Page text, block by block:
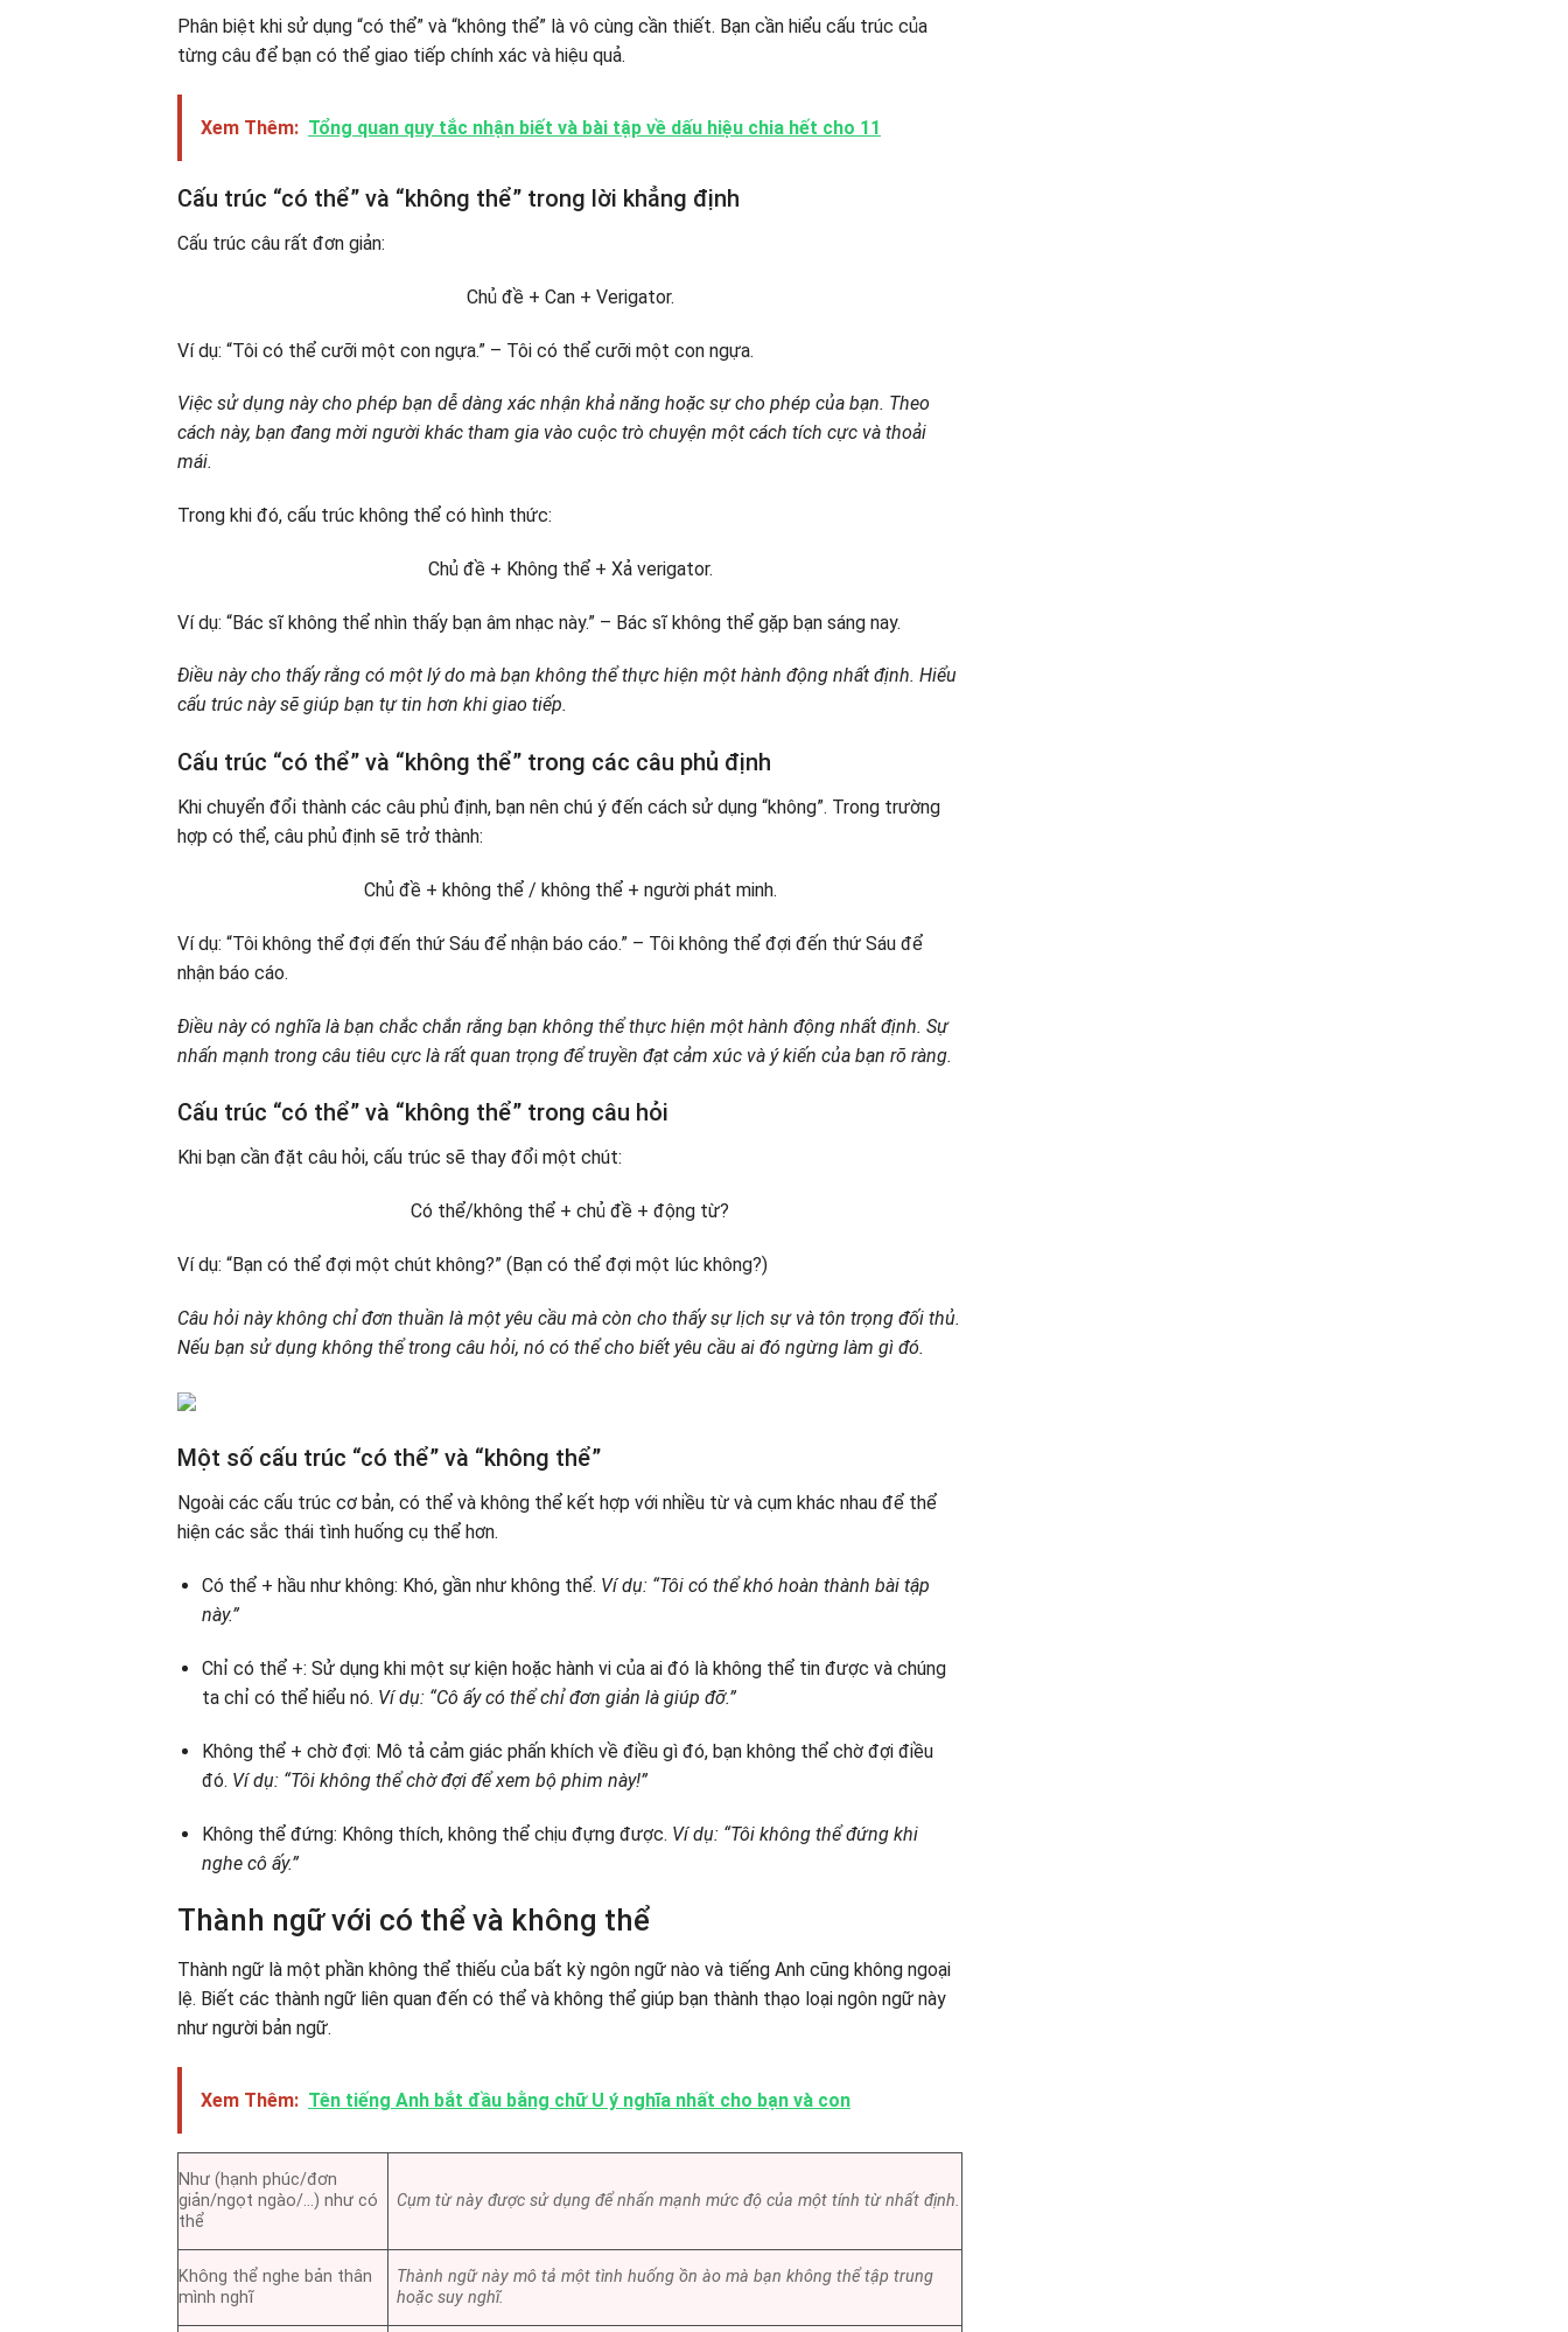
Phân biệt khi sử dụng “có thể” và “không thể” là vô cùng cần thiết. Bạn cần hiểu cấu trúc của
từng câu để bạn có thể giao tiếp chính xác và hiệu quả.
Xem Thêm: Tổng quan quy tắc nhận biết và bài tập về dấu hiệu chia hết cho 11
Cấu trúc “có thể” và “không thể” trong lời khẳng định
Cấu trúc câu rất đơn giản:
Chủ đề + Can + Verigator.
Ví dụ: “Tôi có thể cưỡi một con ngựa.” – Tôi có thể cưỡi một con ngựa.
Việc sử dụng này cho phép bạn dễ dàng xác nhận khả năng hoặc sự cho phép của bạn. Theo
cách này, bạn đang mời người khác tham gia vào cuộc trò chuyện một cách tích cực và thoải
mái.
Trong khi đó, cấu trúc không thể có hình thức:
Chủ đề + Không thể + Xả verigator.
Ví dụ: “Bác sĩ không thể nhìn thấy bạn âm nhạc này.” – Bác sĩ không thể gặp bạn sáng nay.
Điều này cho thấy rằng có một lý do mà bạn không thể thực hiện một hành động nhất định. Hiểu
cấu trúc này sẽ giúp bạn tự tin hơn khi giao tiếp.
Cấu trúc “có thể” và “không thể” trong các câu phủ định
Khi chuyển đổi thành các câu phủ định, bạn nên chú ý đến cách sử dụng “không”. Trong trường
hợp có thể, câu phủ định sẽ trở thành:
Chủ đề + không thể / không thể + người phát minh.
Ví dụ: “Tôi không thể đợi đến thứ Sáu để nhận báo cáo.” – Tôi không thể đợi đến thứ Sáu để
nhận báo cáo.
Điều này có nghĩa là bạn chắc chắn rằng bạn không thể thực hiện một hành động nhất định. Sự
nhấn mạnh trong câu tiêu cực là rất quan trọng để truyền đạt cảm xúc và ý kiến của bạn rõ ràng.
Cấu trúc “có thể” và “không thể” trong câu hỏi
Khi bạn cần đặt câu hỏi, cấu trúc sẽ thay đổi một chút:
Có thể/không thể + chủ đề + động từ?
Ví dụ: “Bạn có thể đợi một chút không?” (Bạn có thể đợi một lúc không?)
Câu hỏi này không chỉ đơn thuần là một yêu cầu mà còn cho thấy sự lịch sự và tôn trọng đối thủ.
Nếu bạn sử dụng không thể trong câu hỏi, nó có thể cho biết yêu cầu ai đó ngừng làm gì đó.
Một số cấu trúc “có thể” và “không thể”
Ngoài các cấu trúc cơ bản, có thể và không thể kết hợp với nhiều từ và cụm khác nhau để thể
hiện các sắc thái tình huống cụ thể hơn.
Có thể + hầu như không: Khó, gần như không thể. Ví dụ: “Tôi có thể khó hoàn thành bài tập
này.”
Chỉ có thể +: Sử dụng khi một sự kiện hoặc hành vi của ai đó là không thể tin được và chúng
ta chỉ có thể hiểu nó. Ví dụ: “Cô ấy có thể chỉ đơn giản là giúp đỡ.”
Không thể + chờ đợi: Mô tả cảm giác phấn khích về điều gì đó, bạn không thể chờ đợi điều
đó. Ví dụ: “Tôi không thể chờ đợi để xem bộ phim này!”
Không thể đứng: Không thích, không thể chịu đựng được. Ví dụ: “Tôi không thể đứng khi
nghe cô ấy.”
Thành ngữ với có thể và không thể
Thành ngữ là một phần không thể thiếu của bất kỳ ngôn ngữ nào và tiếng Anh cũng không ngoại
lệ. Biết các thành ngữ liên quan đến có thể và không thể giúp bạn thành thạo loại ngôn ngữ này
như người bản ngữ.
Xem Thêm: Tên tiếng Anh bắt đầu bằng chữ U ý nghĩa nhất cho bạn và con
Như (hạnh phúc/đơn
giản/ngọt ngào/…) như có
thể
Cụm từ này được sử dụng để nhấn mạnh mức độ của một tính từ nhất định.
Không thể nghe bản thân
mình nghĩ
Thành ngữ này mô tả một tình huống ồn ào mà bạn không thể tập trung
hoặc suy nghĩ.